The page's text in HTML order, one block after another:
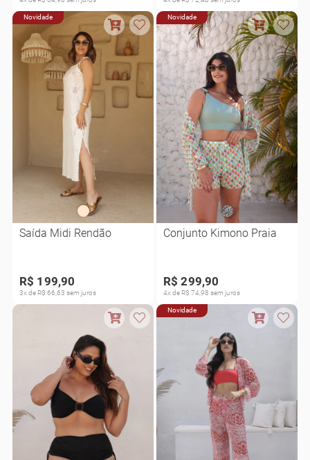
Novidade
Saída Midi Rendão
R$ 199,90
3x de R$ 66,63 sem juros
Novidade
Conjunto Kimono Praia
R$ 299,90
4x de R$ 74,98 sem juros
Novidade